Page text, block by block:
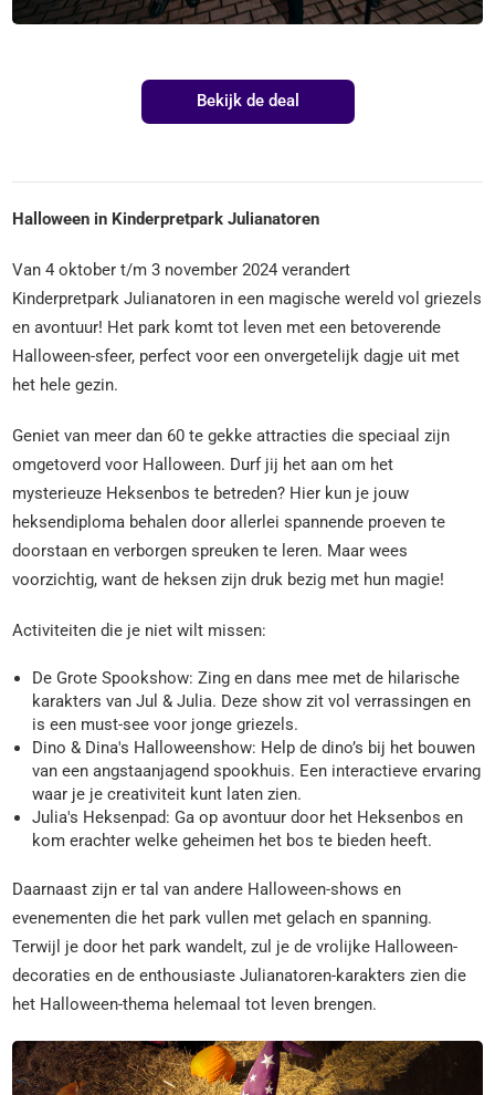
Bekijk de deal
Halloween in Kinderpretpark Julianatoren
Van 4 oktober t/m 3 november 2024 verandert
Kinderpretpark Julianatoren in een magische wereld vol griezels
en avontuur! Het park komt tot leven met een betoverende
Halloween-sfeer, perfect voor een onvergetelijk dagje uit met
het hele gezin.
Geniet van meer dan 60 te gekke attracties die speciaal zijn
omgetoverd voor Halloween. Durf jij het aan om het
mysterieuze Heksenbos te betreden? Hier kun je jouw
heksendiploma behalen door allerlei spannende proeven te
doorstaan en verborgen spreuken te leren. Maar wees
voorzichtig, want de heksen zijn druk bezig met hun magie!
Activiteiten die je niet wilt missen:
De Grote Spookshow: Zing en dans mee met de hilarische
karakters van Jul & Julia. Deze show zit vol verrassingen en
is een must-see voor jonge griezels.
Dino & Dina's Halloweenshow: Help de dino’s bij het bouwen
van een angstaanjagend spookhuis. Een interactieve ervaring
waar je je creativiteit kunt laten zien.
Julia's Heksenpad: Ga op avontuur door het Heksenbos en
kom erachter welke geheimen het bos te bieden heeft.
Daarnaast zijn er tal van andere Halloween-shows en
evenementen die het park vullen met gelach en spanning.
Terwijl je door het park wandelt, zul je de vrolijke Halloween-
decoraties en de enthousiaste Julianatoren-karakters zien die
het Halloween-thema helemaal tot leven brengen.